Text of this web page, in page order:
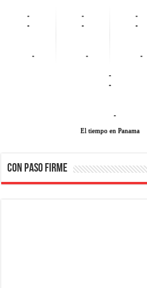
-
-
-
-
-
-
-
-
-
-
-
-
El tiempo en Panama
CON PASO FIRME